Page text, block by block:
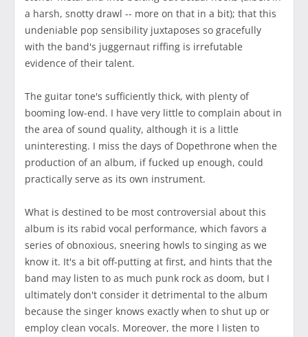
a harsh, snotty drawl -- more on that in a bit); that this
undeniable pop sensibility juxtaposes so gracefully
with the band's juggernaut riffing is irrefutable
evidence of their talent.
The guitar tone's sufficiently thick, with plenty of
booming low-end. I have very little to complain about in
the area of sound quality, although it is a little
uninteresting. I miss the days of Dopethrone when the
production of an album, if fucked up enough, could
practically serve as its own instrument.
What is destined to be most controversial about this
album is its rabid vocal performance, which favors a
series of obnoxious, sneering howls to singing as we
know it. It's a bit off-putting at first, and hints that the
band may listen to as much punk rock as doom, but I
ultimately don't consider it detrimental to the album
because the singer knows exactly when to shut up or
employ clean vocals. Moreover, the more I listen to